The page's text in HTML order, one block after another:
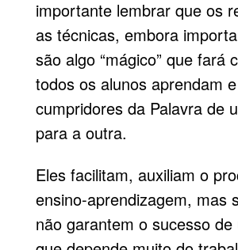
importante lembrar que os
as técnicas, embora
são algo “mágico” que fará
todos os alunos aprendam
cumpridores da Palavra de
para a outra.
Eles facilitam, auxiliam o
ensino-aprendizagem, mas
não garantem o sucesso de